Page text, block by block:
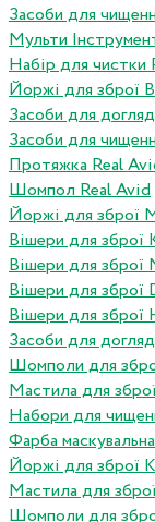
Засоби для
Мульти
Набір для чистки
Йоржі для зброї
Засоби для
Засоби для
Протяжка Real
Шомпол Real Avid
Йоржі для зброї
Вішери для зброї
Вішери для зброї
Вішери для зброї
Вішери для зброї
Засоби для
Шомполи для
Мастила для
Набори для
Фарба
Йоржі для зброї
Мастила для
Шомполи для